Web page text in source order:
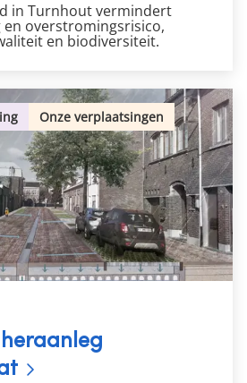
in Turnhout vermindert
overstromingsrisico,
en biodiversiteit.
Onze verplaatsingen